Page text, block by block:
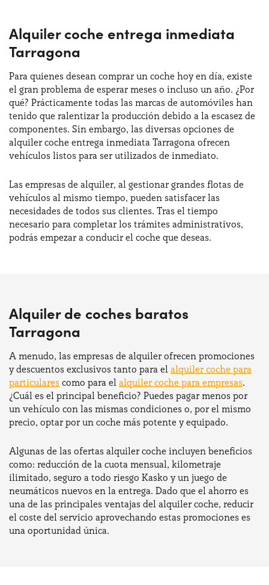
Alquiler coche entrega inmediata
Tarragona
Para quienes desean comprar un coche hoy en día, existe
el gran problema de esperar meses o incluso un año. ¿Por
qué? Prácticamente todas las marcas de automóviles han
tenido que ralentizar la producción debido a la escasez de
componentes. Sin embargo, las diversas opciones de
alquiler coche entrega inmediata Tarragona ofrecen
vehículos listos para ser utilizados de inmediato.
Las empresas de alquiler, al gestionar grandes flotas de
vehículos al mismo tiempo, pueden satisfacer las
necesidades de todos sus clientes. Tras el tiempo
necesario para completar los trámites administrativos,
podrás empezar a conducir el coche que deseas.
Alquiler de coches baratos
Tarragona
A menudo, las empresas de alquiler ofrecen promociones
y descuentos exclusivos tanto para el alquiler coche para
particulares como para el alquiler coche para empresas.
¿Cuál es el principal beneficio? Puedes pagar menos por
un vehículo con las mismas condiciones o, por el mismo
precio, optar por un coche más potente y equipado.
Algunas de las ofertas alquiler coche incluyen beneficios
como: reducción de la cuota mensual, kilometraje
ilimitado, seguro a todo riesgo Kasko y un juego de
neumáticos nuevos en la entrega. Dado que el ahorro es
una de las principales ventajas del alquiler coche, reducir
el coste del servicio aprovechando estas promociones es
una oportunidad única.